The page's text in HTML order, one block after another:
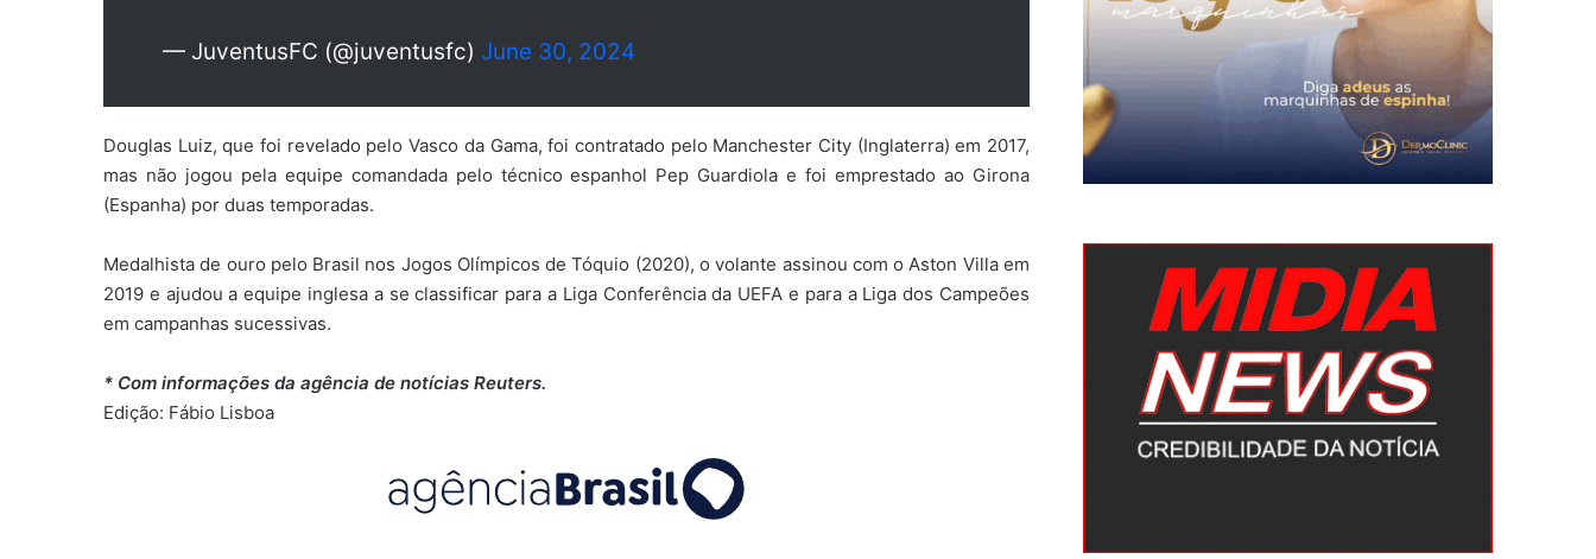
— JuventusFC (@juventusfc) June 30, 2024
Douglas Luiz, que foi revelado pelo Vasco da Gama, foi contratado pelo Manchester City (Inglaterra) em 2017,
mas não jogou pela equipe comandada pelo técnico espanhol Pep Guardiola e foi emprestado ao Girona
(Espanha) por duas temporadas.
Medalhista de ouro pelo Brasil nos Jogos Olímpicos de Tóquio (2020), o volante assinou com o Aston Villa em
2019 e ajudou a equipe inglesa a se classificar para a Liga Conferência da UEFA e para a Liga dos Campeões
em campanhas sucessivas.
* Com informações da agência de notícias Reuters.
Edição: Fábio Lisboa